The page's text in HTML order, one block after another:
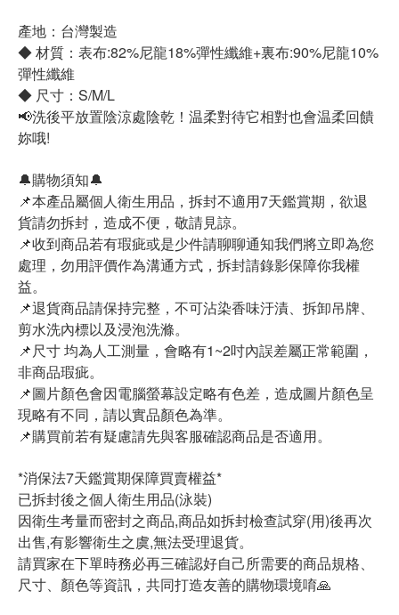
產地：台灣製造
◆ 材質：表布:82%尼龍18%彈性纖維+裏布:90%尼龍10%
彈性纖維
◆ 尺寸：S/M/L
📢洗後平放置陰涼處陰乾！温柔對待它相對也會温柔回饋
妳哦!
🔔購物須知🔔
📌本產品屬個人衛生用品，拆封不適用7天鑑賞期，欲退
貨請勿拆封，造成不便，敬請見諒。
📌收到商品若有瑕疵或是少件請聊聊通知我們將立即為您
處理，勿用評價作為溝通方式，拆封請錄影保障你我權
益。
📌退貨商品請保持完整，不可沾染香味汙漬、拆卸吊牌、
剪水洗內標以及浸泡洗滌。
📌尺寸 均為人工測量，會略有1~2吋內誤差屬正常範圍，
非商品瑕疵。
📌圖片顏色會因電腦螢幕設定略有色差，造成圖片顏色呈
現略有不同，請以實品顏色為準。
📌購買前若有疑慮請先與客服確認商品是否適用。
*消保法7天鑑賞期保障買賣權益*
已拆封後之個人衛生用品(泳裝)
因衛生考量而密封之商品,商品如拆封檢查試穿(用)後再次
出售,有影響衛生之虞,無法受理退貨。
請買家在下單時務必再三確認好自己所需要的商品規格、
尺寸、顏色等資訊，共同打造友善的購物環境唷🙏